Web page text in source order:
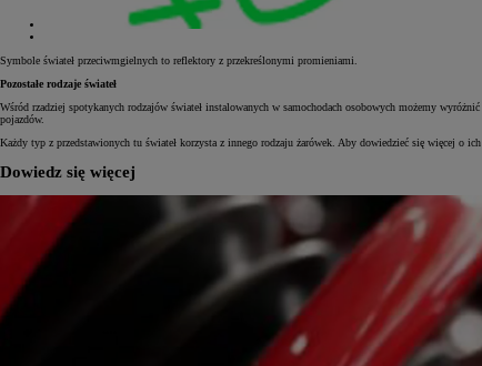
Symbole świateł przeciwmgielnych to reflektory z przekreślonymi promieniami.
Pozostałe rodzaje świateł
Wśród rzadziej spotykanych rodzajów świateł instalowanych w samochodach osobowych możemy
pojazdów.
Każdy typ z przedstawionych tu świateł korzysta z innego rodzaju żarówek. Aby dowiedzieć się więcej o
Dowiedz się więcej